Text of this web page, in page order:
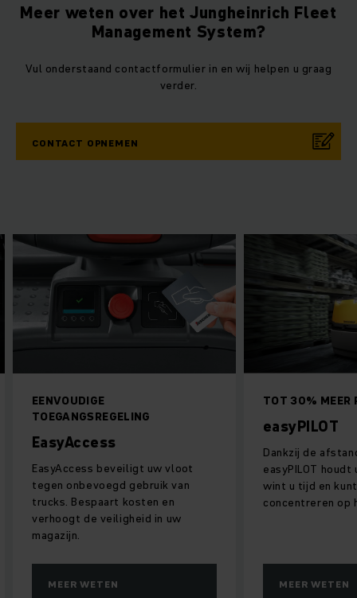
Meer weten over het Jungheinrich Fleet
Management System?
Vul onderstaand contactformulier in en wij helpen u graag
verder.
CONTACT OPNEMEN
EENVOUDIGE
TOEGANGSREGELING
EasyAccess
EasyAccess beveiligt uw vloot
tegen onbevoegd gebruik van
trucks. Bespaart kosten en
verhoogt de veiligheid in uw
magazijn.
MEER WETEN
TOT 30% MEER
easyPILOT
Dankzij de
easyPILOT houdt
wint u tijd en kunt
concentreren op
MEER WETEN